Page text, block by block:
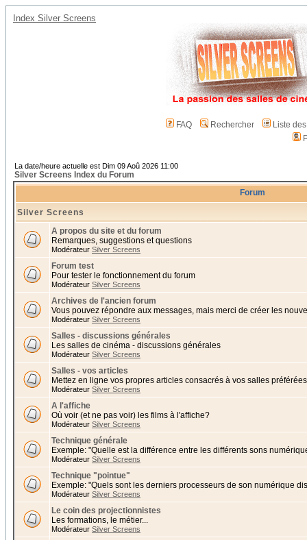
Index Silver Screens
FAQ Rechercher
Liste
La date/heure actuelle est Dim 09 Aoû 2026 11:00
Silver Screens Index du Forum
Forum
Silver Screens
A propos du site et du forum
Remarques, suggestions et questions
Modérateur Silver Screens
Forum test
Pour tester le fonctionnement du forum
Modérateur Silver Screens
Archives de l'ancien forum
Vous pouvez répondre aux messages, mais merci de créer les
Modérateur Silver Screens
Salles - discussions générales
Les salles de cinéma - discussions générales
Modérateur Silver Screens
Salles - vos articles
Mettez en ligne vos propres articles consacrés à vos salles
Modérateur Silver Screens
A l'affiche
Où voir (et ne pas voir) les films à l'affiche?
Modérateur Silver Screens
Technique générale
Exemple: "Quelle est la différence entre les différents sons
Modérateur Silver Screens
Technique "pointue"
Exemple: "Quels sont les derniers processeurs de son numérique
Modérateur Silver Screens
Le coin des projectionnistes
Les formations, le métier...
Modérateur Silver Screens